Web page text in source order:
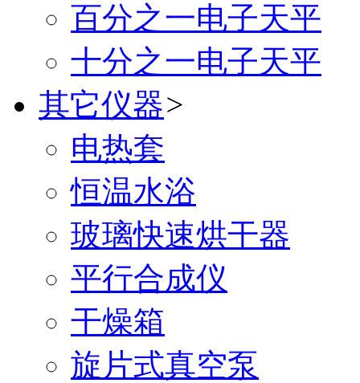
百分之一电子天平
十分之一电子天平
其它仪器>
电热套
恒温水浴
玻璃快速烘干器
平行合成仪
干燥箱
旋片式真空泵